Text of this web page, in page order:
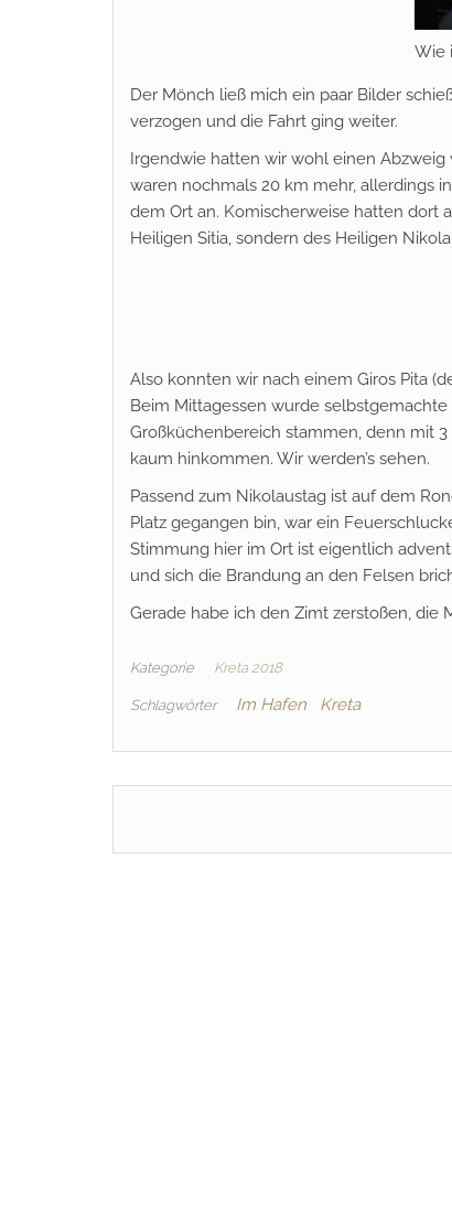
Wie
Der Mönch ließ mich ein paar Bilder
verzogen und die Fahrt ging weiter.
Irgendwie hatten wir wohl einen Abzweig
waren nochmals 20 km mehr, allerdings
dem Ort an. Komischerweise hatten dort
Heiligen Sitia, sondern des Heiligen
Also konnten wir nach einem Giros Pita
Beim Mittagessen wurde
Großküchenbereich stammen, denn mit
kaum hinkommen. Wir werden’s sehen.
Passend zum Nikolaustag ist auf dem
Platz gegangen bin, war ein
Stimmung hier im Ort ist eigentlich
und sich die Brandung an den Felsen
Gerade habe ich den Zimt zerstoßen, die
Kategorie Kreta 2018
Schlagwörter Im Hafen Kreta